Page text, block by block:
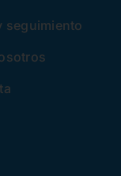
seguimiento